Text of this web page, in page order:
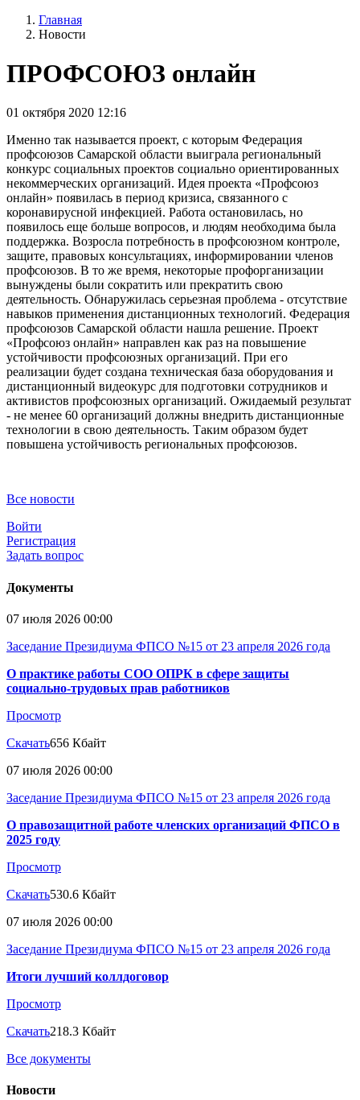
Главная
Новости
ПРОФСОЮЗ онлайн
01 октября 2020 12:16
Именно так называется проект, с которым Федерация
профсоюзов Самарской области выиграла региональный
конкурс социальных проектов социально ориентированных
некоммерческих организаций. Идея проекта «Профсоюз
онлайн» появилась в период кризиса, связанного с
коронавирусной инфекцией. Работа остановилась, но
появилось еще больше вопросов, и людям необходима была
поддержка. Возросла потребность в профсоюзном контроле,
защите, правовых консультациях, информировании членов
профсоюзов. В то же время, некоторые профорганизации
вынуждены были сократить или прекратить свою
деятельность. Обнаружилась серьезная проблема - отсутствие
навыков применения дистанционных технологий. Федерация
профсоюзов Самарской области нашла решение. Проект
«Профсоюз онлайн» направлен как раз на повышение
устойчивости профсоюзных организаций. При его
реализации будет создана техническая база оборудования и
дистанционный видеокурс для подготовки сотрудников и
активистов профсоюзных организаций. Ожидаемый результат
- не менее 60 организаций должны внедрить дистанционные
технологии в свою деятельность. Таким образом будет
повышена устойчивость региональных профсоюзов.
Все новости
Войти
Регистрация
Задать вопрос
Документы
07 июля 2026 00:00
Заседание Президиума ФПСО №15 от 23 апреля 2026 года
О практике работы СОО ОПРК в сфере защиты
социально-трудовых прав работников
Просмотр
Скачать656 Кбайт
07 июля 2026 00:00
Заседание Президиума ФПСО №15 от 23 апреля 2026 года
О правозащитной работе членских организаций ФПСО в
2025 году
Просмотр
Скачать530.6 Кбайт
07 июля 2026 00:00
Заседание Президиума ФПСО №15 от 23 апреля 2026 года
Итоги лучший коллдоговор
Просмотр
Скачать218.3 Кбайт
Все документы
Новости